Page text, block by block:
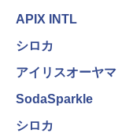
APIX INTL
シロカ
アイリスオーヤマ
SodaSparkle
シロカ